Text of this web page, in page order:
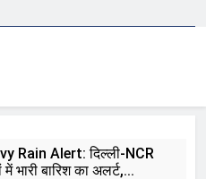
Rain Alert: दिल्ली-NCR
भारी बारिश का अलर्ट,